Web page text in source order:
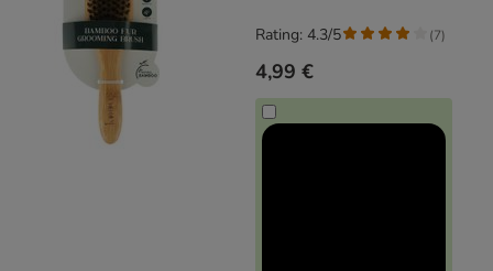
4,99 €
Rating: 4.3/5 (7)